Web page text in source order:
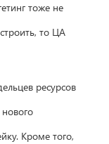
тоже не
то ЦА
ресурсов
Кроме того,